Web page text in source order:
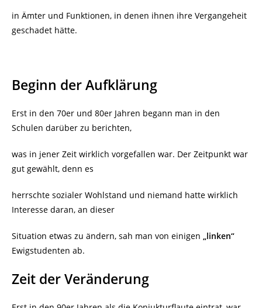
in Ämter und Funktionen, in denen ihnen ihre Vergangeheit
geschadet hätte.
Beginn der Aufklärung
Erst in den 70er und 80er Jahren begann man in den
Schulen darüber zu berichten,
was in jener Zeit wirklich vorgefallen war. Der Zeitpunkt war
gut gewählt, denn es
herrschte sozialer Wohlstand und niemand hatte wirklich
Interesse daran, an dieser
Situation etwas zu ändern, sah man von einigen „linken“
Ewigstudenten ab.
Zeit der Veränderung